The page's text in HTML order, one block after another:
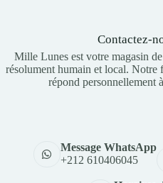
Contactez-
Mille Lunes est votre magasin
résolument humain et local. Notre
répond personnellement
Message WhatsApp
+212 610406045